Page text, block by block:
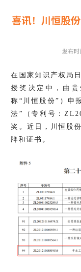
喜讯！川恒股
发布
在国家知识产权局
授奖决定中，由
称“川恒股份”）申
法”（专利号：
奖。近日，川恒股
牌和证书。